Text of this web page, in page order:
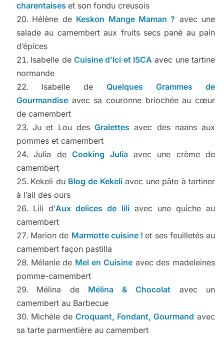
charentaises et son fondu creusois
Hélène de Keskon Mange Maman ? avec une
salade au camembert aux fruits secs pané au pain
d’épices
Isabelle de Cuisine d’Ici et ISCA avec une tartine
normande
Isabelle deQuelques Grammes de
Gourmandiseavec sa couronne briochée au cœur
de camembert
Ju et Lou desGralettes avec des naans aux
pommes et camembert
Julia deCooking Juliaavec une crème de
camembert
Kekeli du Blog de Kekeliavec une pâte à tartiner
à l’ail des ours
Lili d’Aux delices de liliavec une quiche au
camembert
Marion de Marmotte cuisine !et ses feuilletés au
camembert façon pastilla
Mélanie de Mel en Cuisineavec des madeleines
pomme-camembert
Mélina de Mélina & Chocolat avec un
camembert au Barbecue
Michèle de Croquant, Fondant, Gourmand avec
sa tarte parmentière au camembert